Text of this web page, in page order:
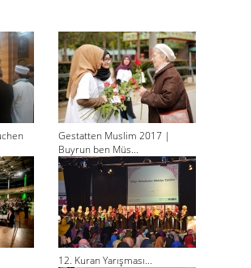
Gestatten Muslim 2017 |
Buyrun ben Müs...
12. Kuran Yarışması...